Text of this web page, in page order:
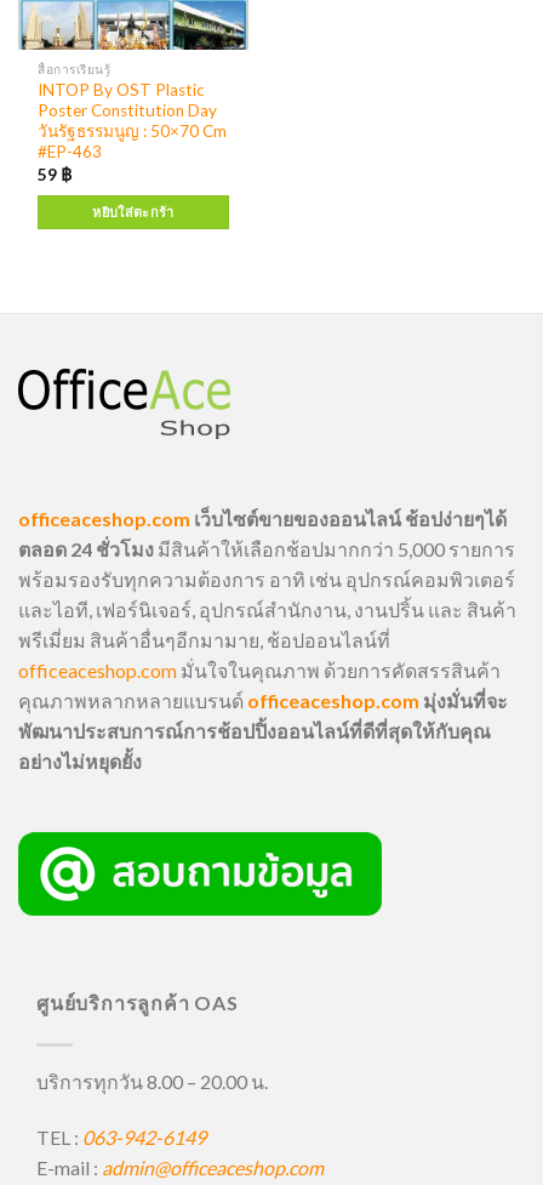
สื่อการเรียนรู้
INTOP By OST Plastic
Poster Constitution Day
วันรัฐธรรมนูญ : 50×70 Cm
#EP-463
59 ฿
หยิบใส่ตะกร้า
officeaceshop.com เว็บไซต์ขายของออนไลน์ ช้อปง่ายๆได้
ตลอด 24 ชั่วโมง มีสินค้าให้เลือกช้อปมากกว่า 5,000 รายการ
พร้อมรองรับทุกความต้องการ อาทิ เช่น อุปกรณ์คอมพิวเตอร์
และไอที, เฟอร์นิเจอร์, อุปกรณ์สำนักงาน, งานปริ้น และ สินค้า
พรีเมี่ยม สินค้าอื่นๆอีกมามาย, ช้อปออนไลน์ที่
officeaceshop.com มั่นใจในคุณภาพ ด้วยการคัดสรรสินค้า
คุณภาพหลากหลายแบรนด์ officeaceshop.com มุ่งมั่นที่จะ
พัฒนาประสบการณ์การช้อปปิ้งออนไลน์ที่ดีที่สุดให้กับคุณ
อย่างไม่หยุดยั้ง
ศูนย์บริการลูกค้า OAS
บริการทุกวัน 8.00 – 20.00 น.
TEL : 063-942-6149
E-mail : admin@officeaceshop.com